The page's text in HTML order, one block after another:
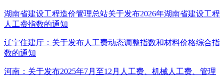
湖南省建设工程造价管理总站关于发布2026年湖南省建设工程
人工费指数的通知
辽宁住建厅：关于发布人工费动态调整指数和材料价格综合指
数的通知
河南：关于发布2025年7月至12月人工费、机械人工费、管理